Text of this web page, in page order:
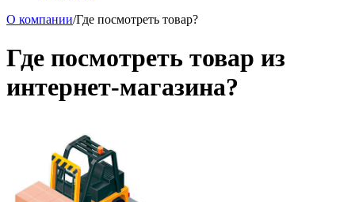
О компании/Где посмотреть товар?
Где посмотреть товар из
интернет-магазина?